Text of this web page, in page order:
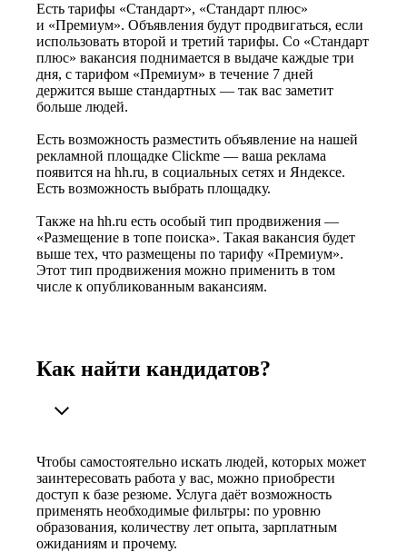
Есть тарифы «Стандарт», «Стандарт плюс»
и «Премиум». Объявления будут продвигаться, если
использовать второй и третий тарифы. Со «Стандарт
плюс» вакансия поднимается в выдаче каждые три
дня, с тарифом «Премиум» в течение 7 дней
держится выше стандартных — так вас заметит
больше людей.
Есть возможность разместить объявление на нашей
рекламной площадке Clickme — ваша реклама
появится на hh.ru, в социальных сетях и Яндексе.
Есть возможность выбрать площадку.
Также на hh.ru есть особый тип продвижения —
«Размещение в топе поиска». Такая вакансия будет
выше тех, что размещены по тарифу «Премиум».
Этот тип продвижения можно применить в том
числе к опубликованным вакансиям.
Как найти кандидатов?
Чтобы самостоятельно искать людей, которых может
заинтересовать работа у вас, можно приобрести
доступ к базе резюме. Услуга даёт возможность
применять необходимые фильтры: по уровню
образования, количеству лет опыта, зарплатным
ожиданиям и прочему.